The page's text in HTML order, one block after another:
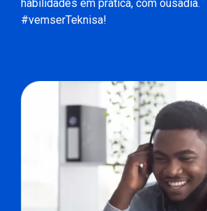
habilidades em prática, com ousadia.
#vemserTeknisa!